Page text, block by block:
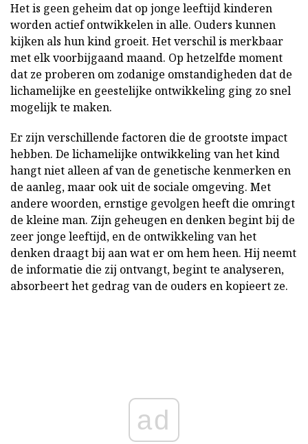
Het is geen geheim dat op jonge leeftijd kinderen
worden actief ontwikkelen in alle. Ouders kunnen
kijken als hun kind groeit. Het verschil is merkbaar
met elk voorbijgaand maand. Op hetzelfde moment
dat ze proberen om zodanige omstandigheden dat de
lichamelijke en geestelijke ontwikkeling ging zo snel
mogelijk te maken.
Er zijn verschillende factoren die de grootste impact
hebben. De lichamelijke ontwikkeling van het kind
hangt niet alleen af van de genetische kenmerken en
de aanleg, maar ook uit de sociale omgeving. Met
andere woorden, ernstige gevolgen heeft die omringt
de kleine man. Zijn geheugen en denken begint bij de
zeer jonge leeftijd, en de ontwikkeling van het
denken draagt bij aan wat er om hem heen. Hij neemt
de informatie die zij ontvangt, begint te analyseren,
absorbeert het gedrag van de ouders en kopieert ze.
ad